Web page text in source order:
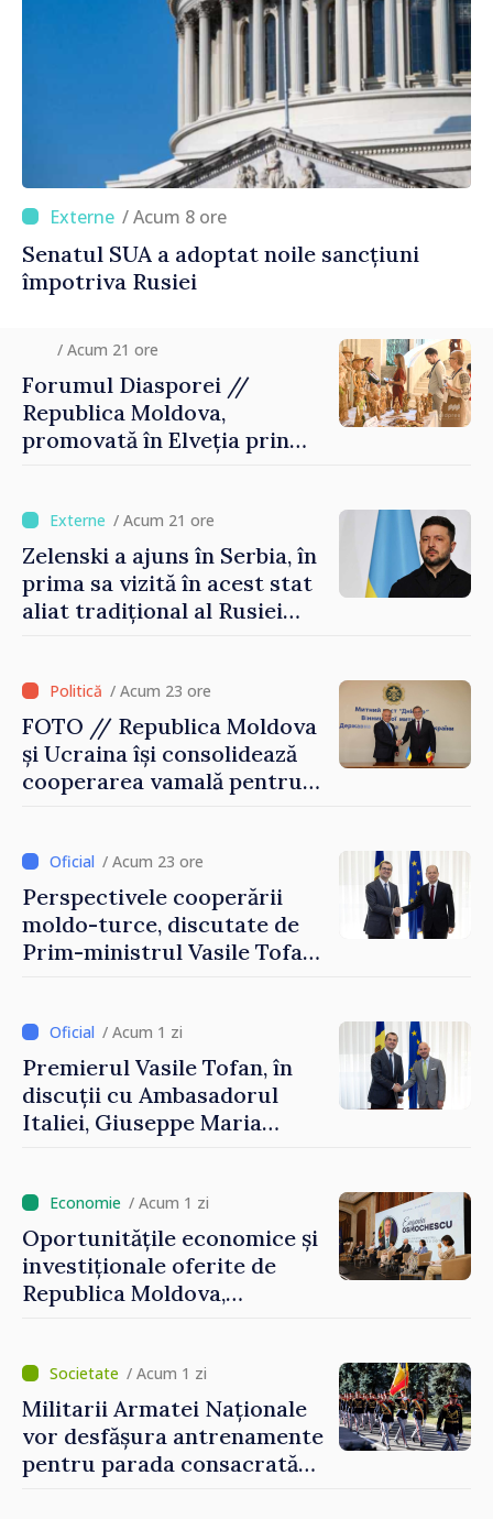
/ Acum 8 ore
Senatul SUA a adoptat noile sancțiuni
împotriva Rusiei
/ Acum 21 ore
Forumul Diasporei //
Republica Moldova,
promovată în Elveția prin
/ Acum 21 ore
Zelenski a ajuns în Serbia, în
prima sa vizită în acest stat
aliat tradițional al Rusiei
/ Acum 23 ore
FOTO // Republica Moldova
și Ucraina își consolidează
cooperarea vamală pentru
Reuniune la Moghiliov-
Podolsk
/ Acum 23 ore
Perspectivele cooperării
moldo-turce, discutate de
Prim-ministrul Vasile Tofan
/ Acum 1 zi
Premierul Vasile Tofan, în
discuții cu Ambasadorul
Italiei, Giuseppe Maria
/ Acum 1 zi
Oportunitățile economice și
investiționale oferite de
Republica Moldova,
Forumul Diasporei
/ Acum 1 zi
Militarii Armatei Naționale
vor desfășura antrenamente
pentru parada consacrată